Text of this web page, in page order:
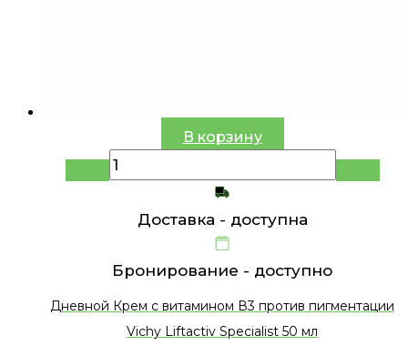
В корзину
Доставка - доступна
Бронирование - доступно
Дневной Крем с витамином В3 против пигментации
Vichy Liftactiv Specialist 50 мл